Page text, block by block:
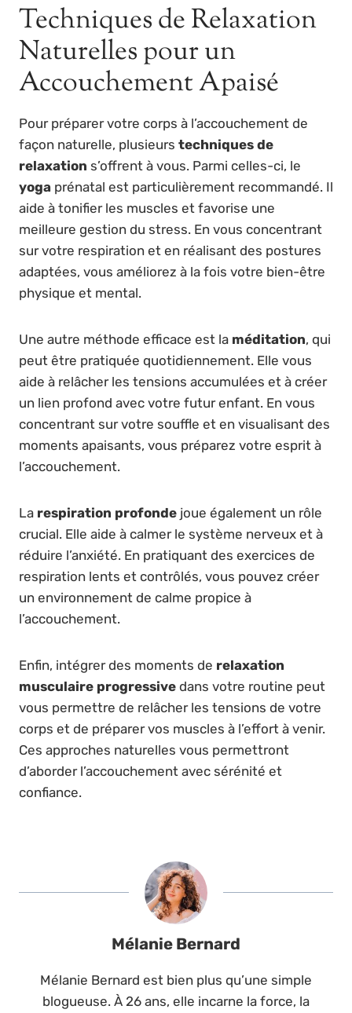
Techniques de Relaxation
Naturelles pour un
Accouchement Apaisé
Pour préparer votre corps à l’accouchement de
façon naturelle, plusieurs techniques de
relaxation s’offrent à vous. Parmi celles-ci, le
yoga prénatal est particulièrement recommandé. Il
aide à tonifier les muscles et favorise une
meilleure gestion du stress. En vous concentrant
sur votre respiration et en réalisant des postures
adaptées, vous améliorez à la fois votre bien-être
physique et mental.
Une autre méthode efficace est la méditation, qui
peut être pratiquée quotidiennement. Elle vous
aide à relâcher les tensions accumulées et à créer
un lien profond avec votre futur enfant. En vous
concentrant sur votre souffle et en visualisant des
moments apaisants, vous préparez votre esprit à
l’accouchement.
La respiration profonde joue également un rôle
crucial. Elle aide à calmer le système nerveux et à
réduire l’anxiété. En pratiquant des exercices de
respiration lents et contrôlés, vous pouvez créer
un environnement de calme propice à
l’accouchement.
Enfin, intégrer des moments de relaxation
musculaire progressive dans votre routine peut
vous permettre de relâcher les tensions de votre
corps et de préparer vos muscles à l’effort à venir.
Ces approches naturelles vous permettront
d’aborder l’accouchement avec sérénité et
confiance.
Mélanie Bernard
Mélanie Bernard est bien plus qu’une simple
blogueuse. À 26 ans, elle incarne la force, la